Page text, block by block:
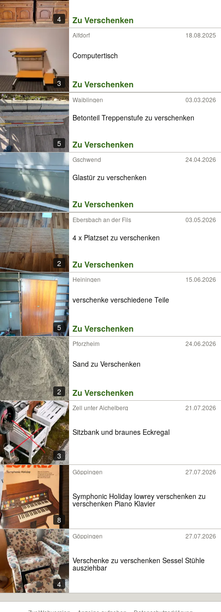
4 Zu Verschenken
3
Alfdorf 18.08.2025
Computertisch
Zu Verschenken
5
Waiblingen 03.03.2026
Betonteil Treppenstufe zu verschenken
Zu Verschenken
Gschwend 24.04.2026
Glastür zu verschenken
Zu Verschenken
2
Ebersbach an der Fils 03.05.2026
4 x Platzset zu verschenken
Zu Verschenken
5
Heiningen 15.06.2026
verschenke verschiedene Teile
Zu Verschenken
2
Pforzheim 24.06.2026
Sand zu Verschenken
Zu Verschenken
3
Zell unter Aichelberg 21.07.2026
Sitzbank und braunes Eckregal
8
Göppingen 27.07.2026
Symphonic Holiday lowrey verschenken zu
verschenken Piano Klavier
4
Göppingen 27.07.2026
Verschenke zu verschenken Sessel Stühle
ausziehbar